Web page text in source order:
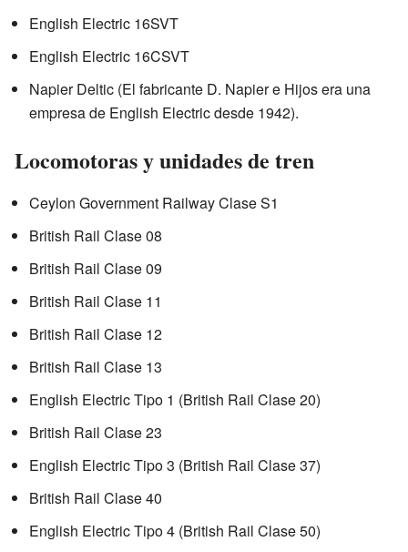
English Electric 16SVT
English Electric 16CSVT
Napier Deltic (El fabricante D. Napier e Hijos era una
empresa de English Electric desde 1942).
Locomotoras y unidades de tren
Ceylon Government Railway Clase S1
British Rail Clase 08
British Rail Clase 09
British Rail Clase 11
British Rail Clase 12
British Rail Clase 13
English Electric Tipo 1 (British Rail Clase 20)
British Rail Clase 23
English Electric Tipo 3 (British Rail Clase 37)
British Rail Clase 40
English Electric Tipo 4 (British Rail Clase 50)